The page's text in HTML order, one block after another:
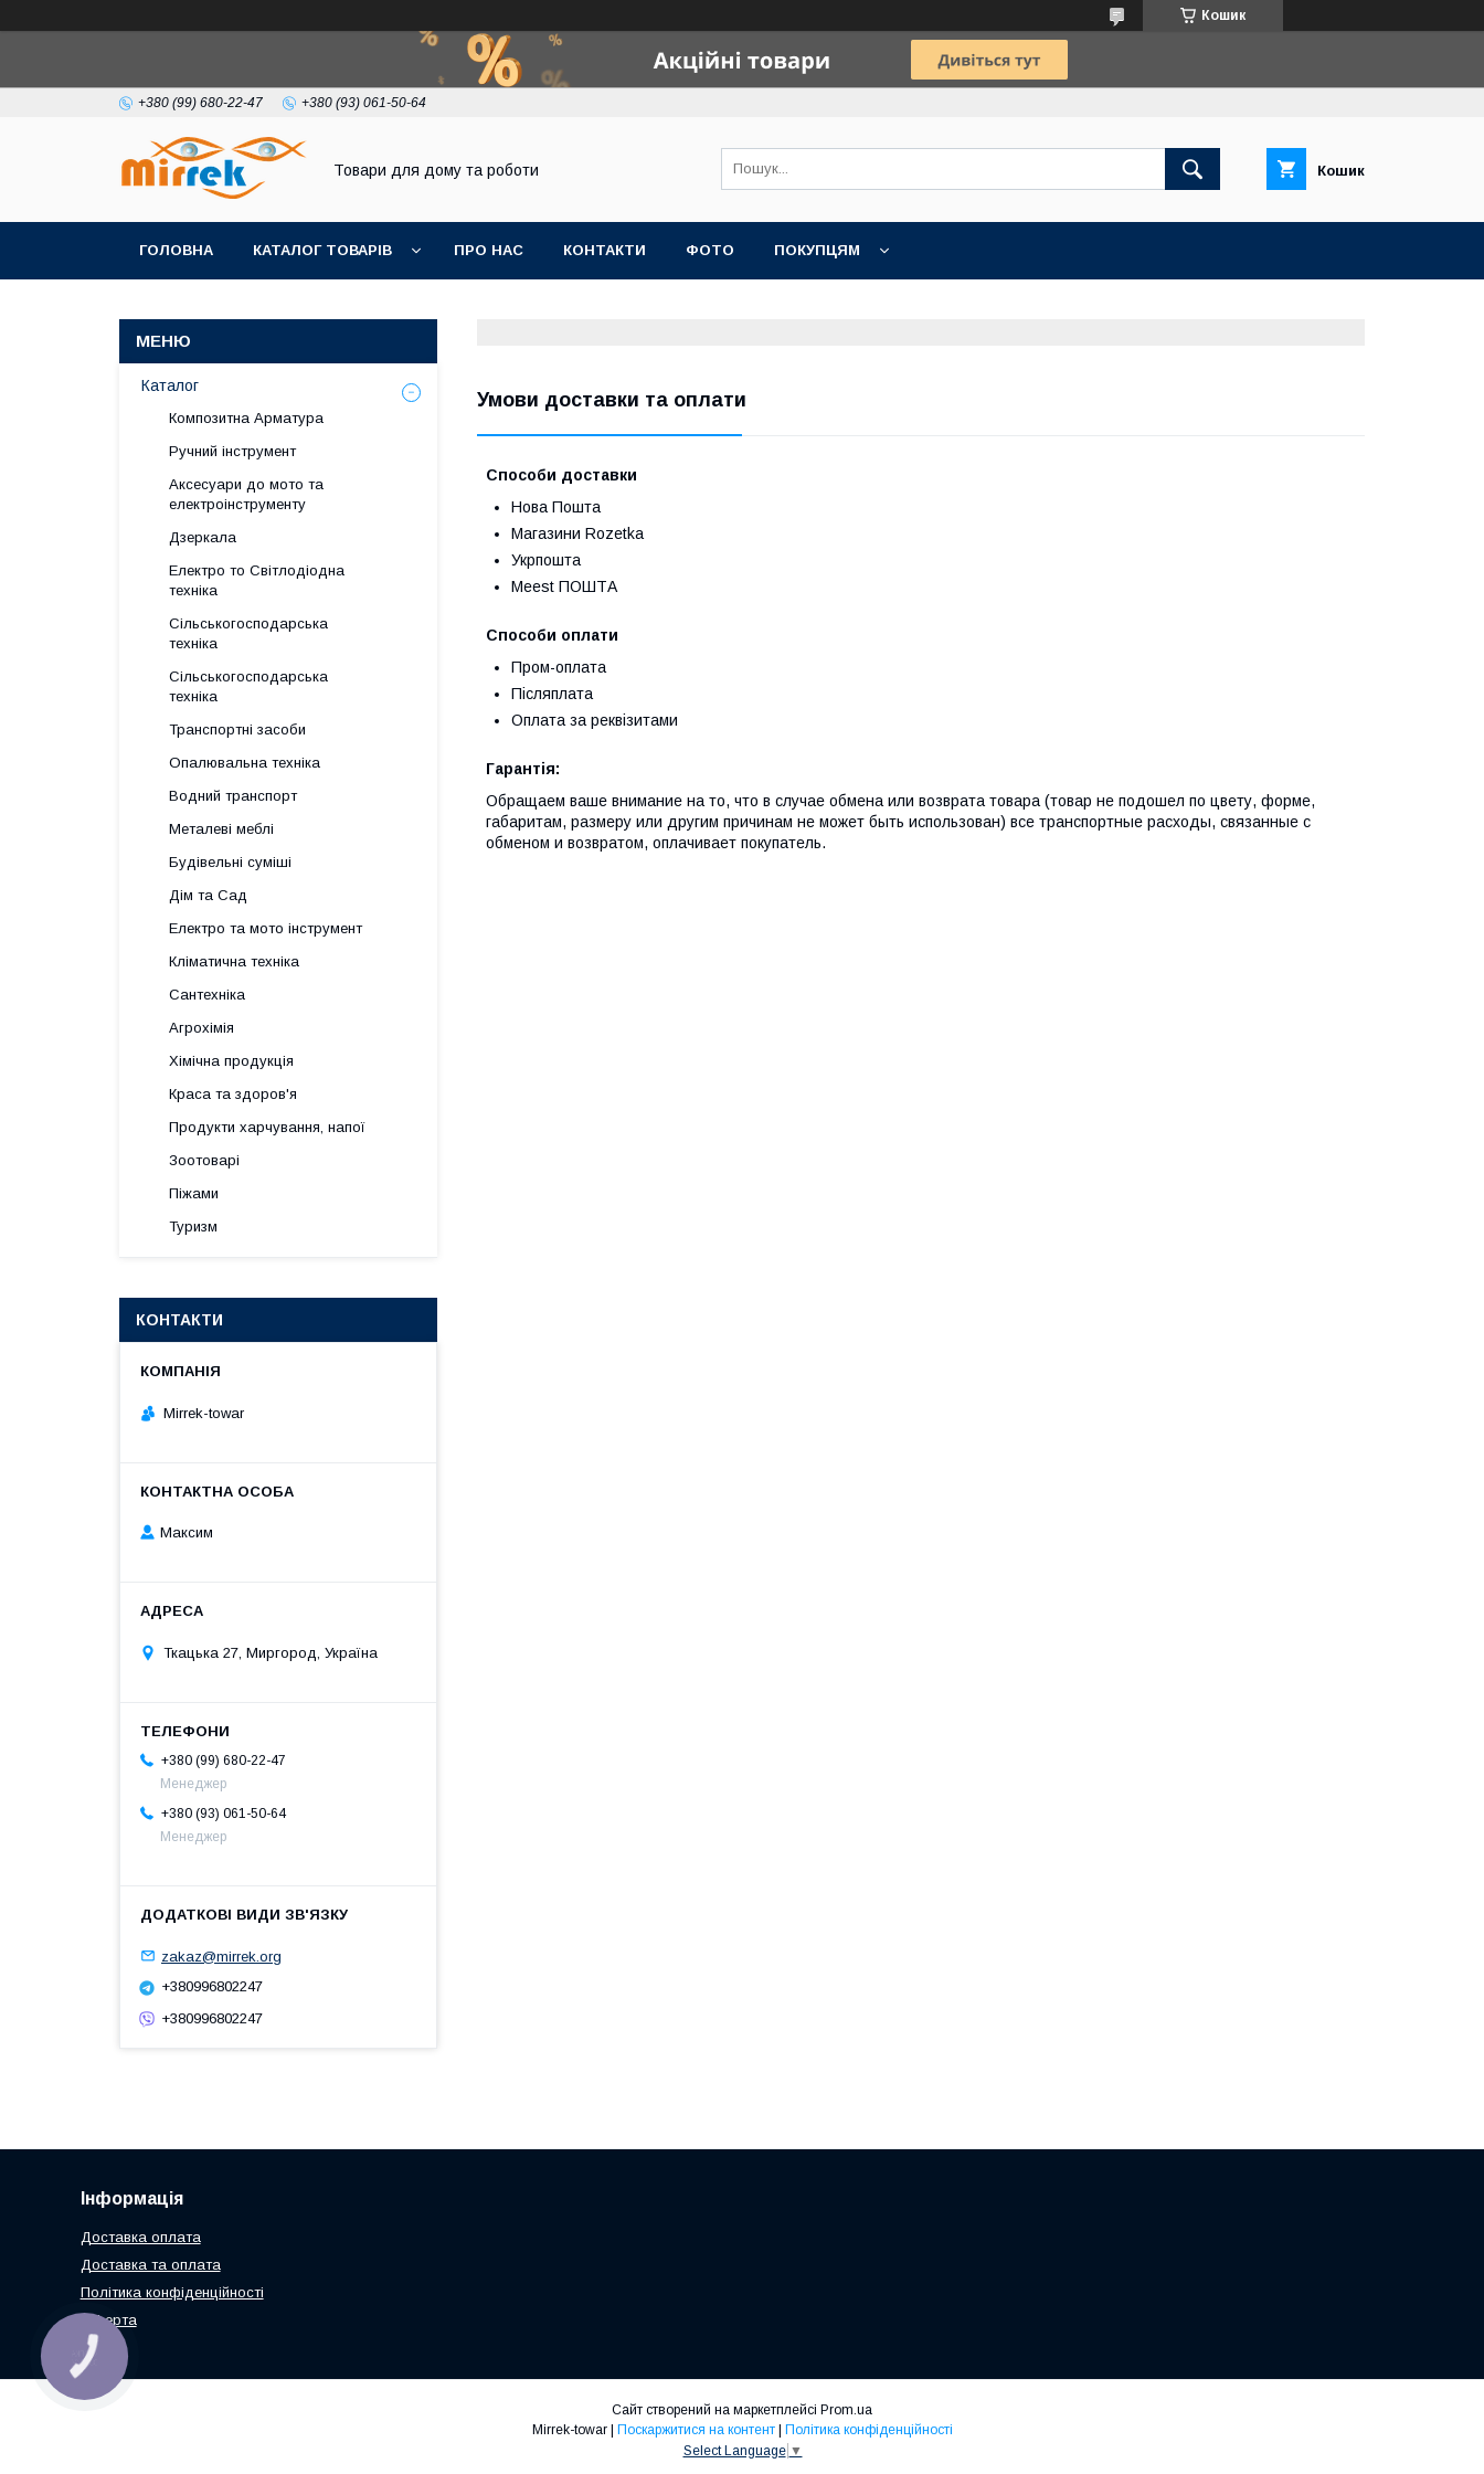
Кошик
+380 (99) 680-22-47 +380 (93) 061-50-64
Товари для дому та роботи Кошик
ГОЛОВНА КАТАЛОГ ТОВАРІВ ПРО НАС КОНТАКТИ ФОТО ПОКУПЦЯМ
Умови доставки та оплати
Способи доставки
Нова Пошта
Магазини Rozetka
Укрпошта
Meest ПОШТА
Способи оплати
Пром-оплата
Післяплата
Оплата за реквізитами
Гарантія:
Обращаем ваше внимание на то, что в случае обмена или возврата товара (товар не подошел по цвету, форме,
габаритам, размеру или другим причинам не может быть использован) все транспортные расходы, связанные с
обменом и возвратом, оплачивает покупатель.
Каталог
Композитна Арматура
Ручний інструмент
Аксесуари до мото та
електроінструменту
Дзеркала
Електро то Світлодіодна
техніка
Сільськогосподарська
техніка
Сільськогосподарська
техніка
Транспортні засоби
Опалювальна техніка
Водний транспорт
Металеві меблі
Будівельні суміші
Дім та Сад
Електро та мото інструмент
Кліматична техніка
Сантехніка
Агрохімія
Хімічна продукція
Краса та здоров'я
Продукти харчування, напої
Зоотоварі
Піжами
Туризм
КОНТАКТИ
Mirrek-towar
Максим
Ткацька 27, Миргород, Україна
+380 (99) 680-22-47
Менеджер
+380 (93) 061-50-64
Менеджер
zakaz@mirrek.org
+380996802247
+380996802247
Інформація
Доставка оплата
Доставка та оплата
Політика конфіденційності
Оферта
Сайт створений на маркетплейсі Prom.ua
Поскаржитися на контент
Політика конфіденційності
Select Language ▼
КНОПКА
ЗВ'ЯЗКУ